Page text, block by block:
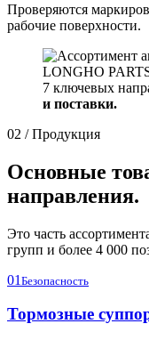
Проверяются
рабочие поверхности.
7 ключевых
и поставки.
02 / Продукция
Основные
направления.
Это часть
групп и более 4 000
01 Безопасность
Тормозные